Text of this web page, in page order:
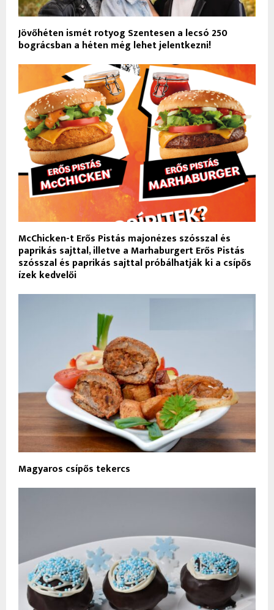
Jövőhéten ismét rotyog Szentesen a lecsó 250
bográcsban a héten még lehet jelentkezni!
McChicken-t Erős Pistás majonézes szósszal és
paprikás sajttal, illetve a Marhaburgert Erős Pistás
szósszal és paprikás sajttal próbálhatják ki a csípős
ízek kedvelői
Magyaros csípős tekercs